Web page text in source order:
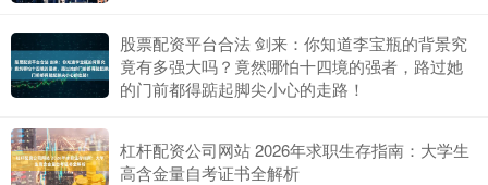
股票配资平台合法 剑来：你知道李宝瓶的背景究
竟有多强大吗？竟然哪怕十四境的强者，路过她
的门前都得踮起脚尖小心的走路！
杠杆配资公司网站 2026年求职生存指南：大学生
高含金量自考证书全解析